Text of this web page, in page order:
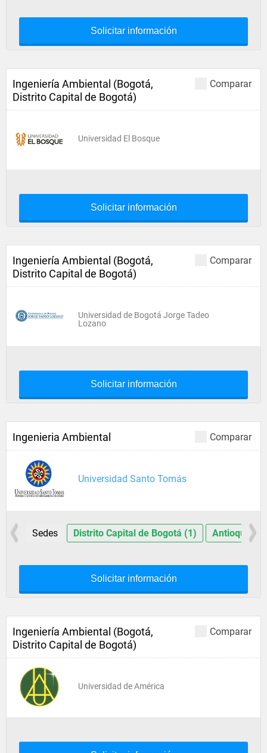
Solicitar información
Comparar
Ingeniería Ambiental (Bogotá,
Distrito Capital de Bogotá)
Universidad El Bosque
Solicitar información
Comparar
Ingeniería Ambiental (Bogotá,
Distrito Capital de Bogotá)
Universidad de Bogotá Jorge Tadeo
Lozano
Solicitar información
Comparar
Ingenieria Ambiental
Universidad Santo Tomás
Sedes Distrito Capital de Bogotá (1) Antioquia
Solicitar información
Comparar
Ingeniería Ambiental (Bogotá,
Distrito Capital de Bogotá)
Universidad de América